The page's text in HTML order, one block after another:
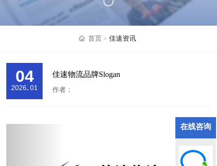
首页 佳速资讯
04
2026-01
佳速物流品牌Slogan
作者：
在线咨询